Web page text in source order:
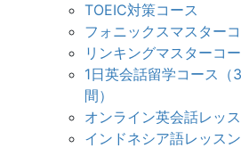
TOEIC対策コース
フォニックスマスター
リンキングマス
1日英会話留学コース
間）
オンライン英会話レッ
インドネシア語レッスン